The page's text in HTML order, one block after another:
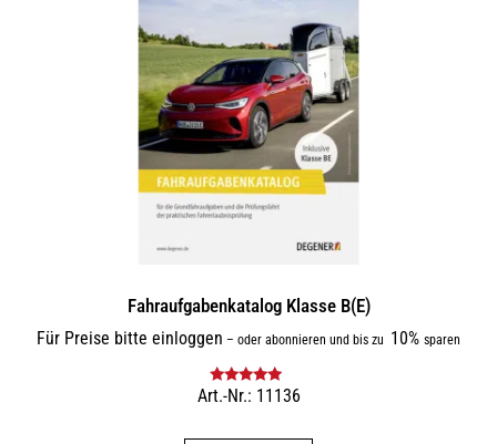
Fahraufgabenkatalog Klasse B(E)
Für Preise bitte einloggen – oder abonnieren und bis zu 10% sparen
Bewertet mit
Art.-Nr.: 11136